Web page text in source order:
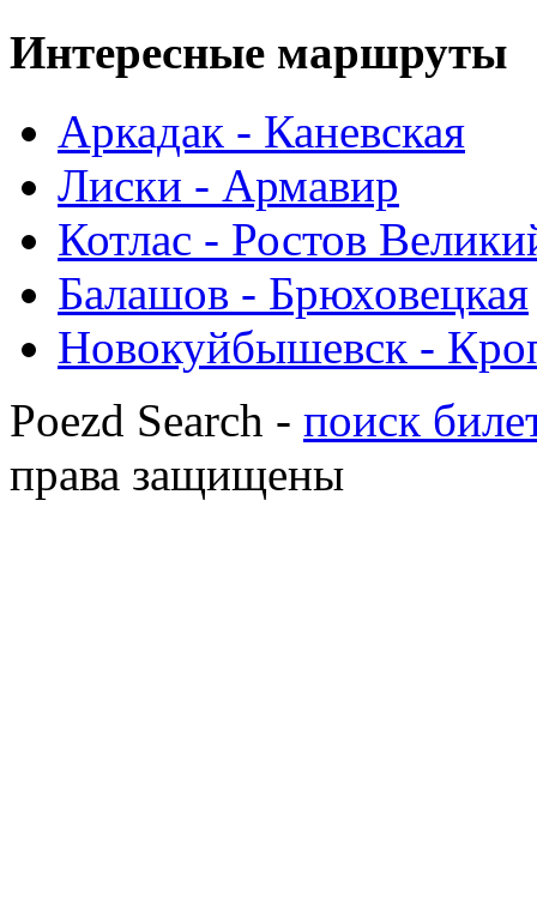
Интересные маршруты
Аркадак - Каневская
Лиски - Армавир
Котлас - Ростов
Балашов - Брюховецкая
Новокуйбышевск -
Poezd Search - поиск
права защищены